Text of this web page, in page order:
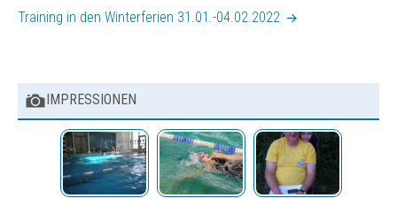
Vereinsbekleidung
Training in den Winterferien 31.01.-04.02.2022
IMPRESSIONEN